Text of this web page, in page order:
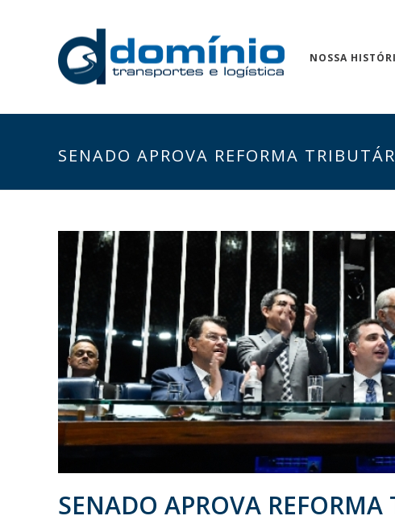
NOSSA
SENADO APROVA REFORMA
SENADO APROVA